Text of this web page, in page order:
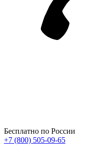
Бесплатно по России
+7 (800) 505-09-65